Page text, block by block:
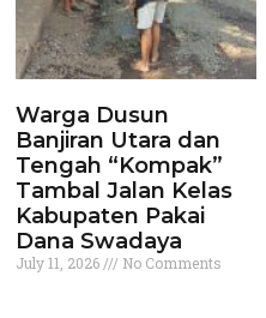
Warga Dusun
Banjiran Utara dan
Tengah “Kompak”
Tambal Jalan Kelas
Kabupaten Pakai
Dana Swadaya
July 11, 2026 No Comments